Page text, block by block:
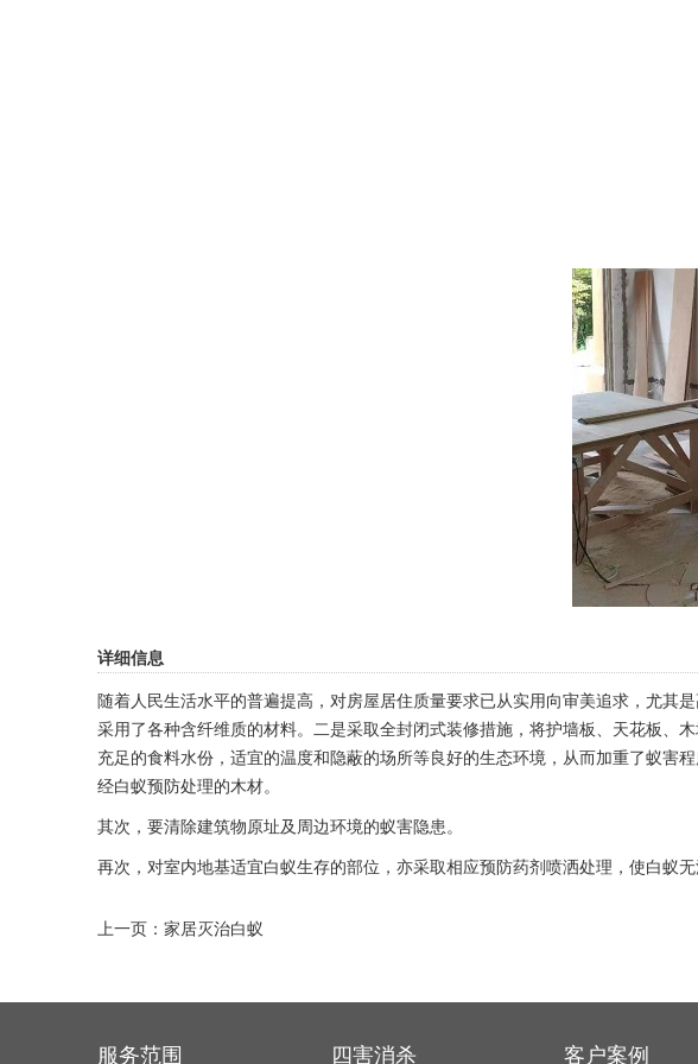
详细信息
随着人民生活水平的普遍提高，对房屋居住质量要求已从实用向审美追求，尤其
采用了各种含纤维质的材料。二是采取全封闭式装修措施，将护墙板、天花板、
充足的食料水份，适宜的温度和隐蔽的场所等良好的生态环境，从而加重了蚁害
经白蚁预防处理的木材。
其次，要清除建筑物原址及周边环境的蚁害隐患。
再次，对室内地基适宜白蚁生存的部位，亦采取相应预防药剂喷洒处理，使白蚁
上一页： 家居灭治白蚁
服务范围 四害消杀 客户案例